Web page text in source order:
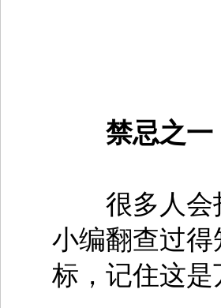
禁忌之一
很多人会打
小编翻查过
标，记住这